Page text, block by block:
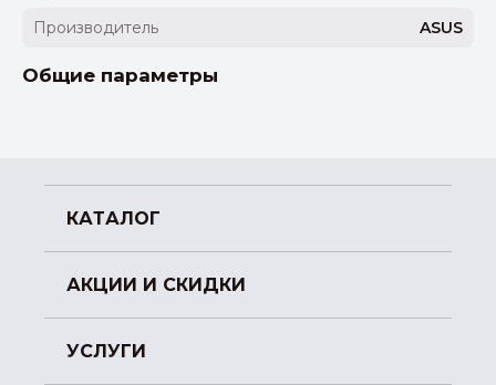
Производитель
ASUS
Общие параметры
КАТАЛОГ
АКЦИИ И СКИДКИ
УСЛУГИ